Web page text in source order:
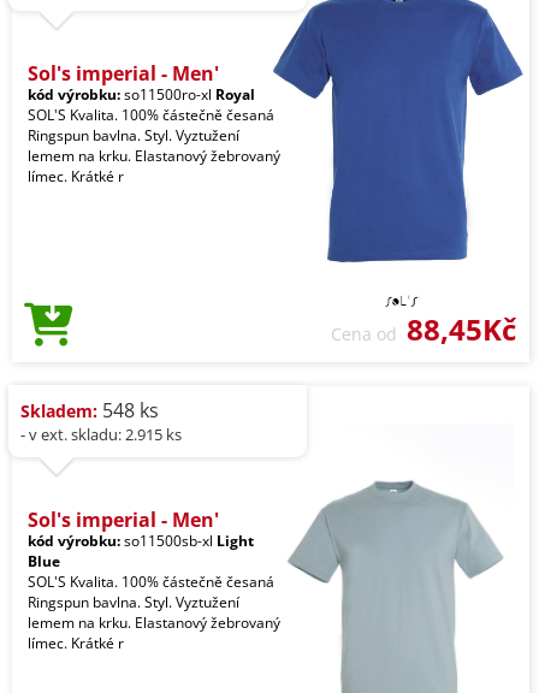
Sol's imperial - Men'
kód výrobku:so11500ro-xl Royal
SOL'S Kvalita. 100% částečně česaná
Ringspun bavlna. Styl. Vyztužení
lemem na krku. Elastanový žebrovaný
límec. Krátké r
Cena od 88,45Kč
Skladem: 548 ks
- v ext. skladu: 2.915 ks
Sol's imperial - Men'
kód výrobku:so11500sb-xl Light
Blue
SOL'S Kvalita. 100% částečně česaná
Ringspun bavlna. Styl. Vyztužení
lemem na krku. Elastanový žebrovaný
límec. Krátké r